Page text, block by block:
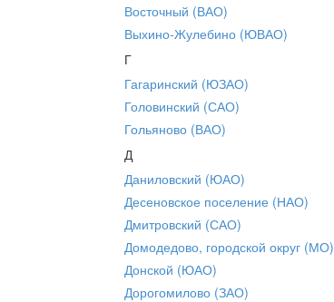
Восточный (ВАО)
Выхино-Жулебино (ЮВАО)
Г
Гагаринский (ЮЗАО)
Головинский (САО)
Гольяново (ВАО)
Д
Даниловский (ЮАО)
Десеновское поселение (НАО)
Дмитровский (САО)
Домодедово, городской округ (МО)
Донской (ЮАО)
Дорогомилово (ЗАО)